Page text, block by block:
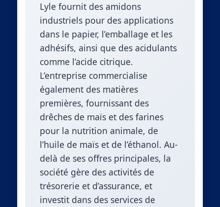
Lyle fournit des amidons
industriels pour des applications
dans le papier, l’emballage et les
adhésifs, ainsi que des acidulants
comme l’acide citrique.
L’entreprise commercialise
également des matières
premières, fournissant des
drêches de maïs et des farines
pour la nutrition animale, de
l’huile de maïs et de l’éthanol. Au-
delà de ses offres principales, la
société gère des activités de
trésorerie et d’assurance, et
investit dans des services de